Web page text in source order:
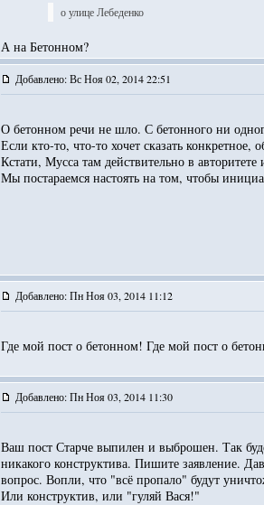
о улице Лебеденко
А на Бетонном?
Добавлено: Вс Ноя 02, 2014 22:51
О бетонном речи не шло. С бетонного ни
Если кто-то, что-то хочет сказать
Кстати, Мусса там действительно в
Мы постараемся настоять на том, чтобы
Добавлено: Пн Ноя 03, 2014 11:12
Где мой пост о бетонном! Где мой пост о
Добавлено: Пн Ноя 03, 2014 11:30
Ваш пост Старче выпилен и выброшен. Так
никакого конструктива. Пишите заявление.
вопрос. Вопли, что "всё пропало" будут
Или конструктив, или "гуляй Вася!"